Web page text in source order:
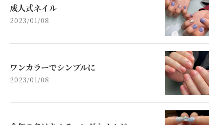
成人式ネイル
2023/01/08
ワンカラーでシンプルに
2023/01/08